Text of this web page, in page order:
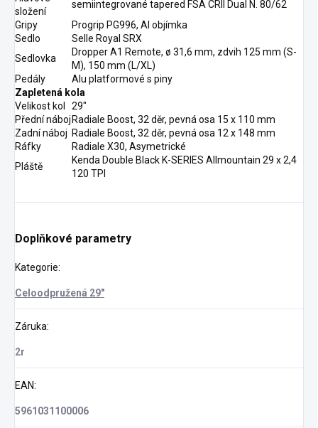
složení
semiintegrované tapered FSA CRII Dual N. 80/62
Gripy
Progrip PG996, Al objímka
Sedlo
Selle Royal SRX
Sedlovka
Dropper A1 Remote, ø 31,6 mm, zdvih 125 mm (S-
M), 150 mm (L/XL)
Pedály
Alu platformové s piny
Zapletená kola
Velikost kol
29"
Přední náboj Radiale Boost, 32 děr, pevná osa 15 x 110 mm
Zadní náboj Radiale Boost, 32 děr, pevná osa 12 x 148 mm
Ráfky
Radiale X30, Asymetrické
Pláště
Kenda Double Black K-SERIES Allmountain 29 x 2,4
120 TPI
Doplňkové parametry
Kategorie:
Celoodpružená 29"
Záruka:
2r
EAN:
5961031100006